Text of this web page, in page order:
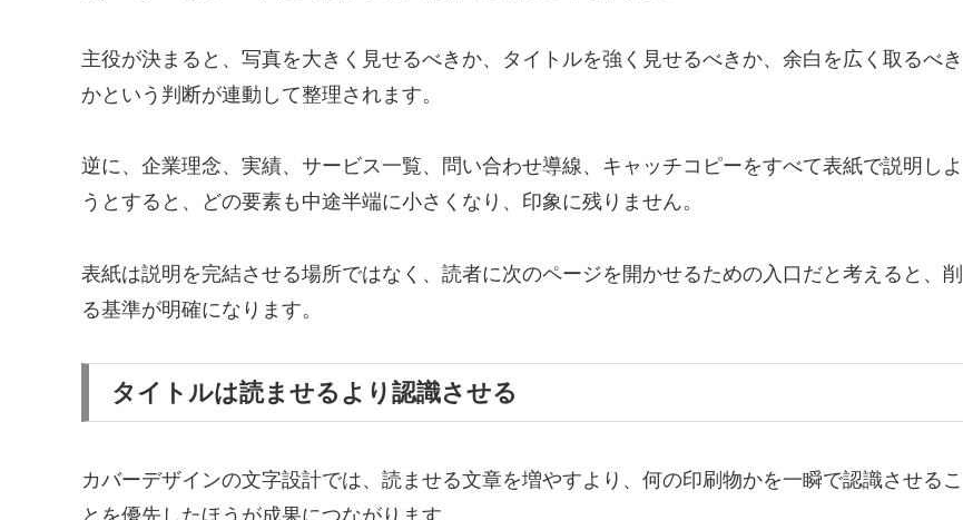
主役が決まると、写真を大きく見せるべきか、タイトルを強く見せるべきか、余白を広く取るべき
かという判断が連動して整理されます。
逆に、企業理念、実績、サービス一覧、問い合わせ導線、キャッチコピーをすべて表紙で説明しよ
うとすると、どの要素も中途半端に小さくなり、印象に残りません。
表紙は説明を完結させる場所ではなく、読者に次のページを開かせるための入口だと考えると、削
る基準が明確になります。
タイトルは読ませるより認識させる
カバーデザインの文字設計では、読ませる文章を増やすより、何の印刷物かを一瞬で認識させるこ
とを優先したほうが成果につながります。